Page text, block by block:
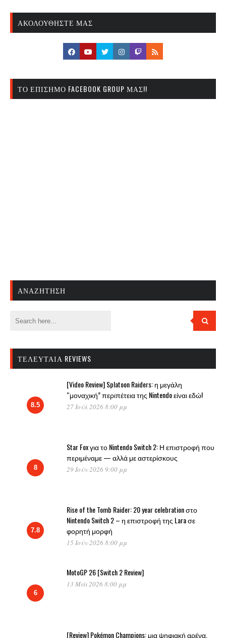
ΑΚΟΛΟΥΘΉΣΤΕ ΜΑΣ
ΤΟ ΕΠΊΣΗΜΟ FACEBOOK GROUP ΜΑΣ!!
ΑΝΑΖΉΤΗΣΗ
ΤΕΛΕΥΤΑΊΑ REVIEWS
8.5
[Video Review] Splatoon Raiders: η μεγάλη
“μοναχική” περιπέτεια της Nintendo είναι εδώ!
27 Ιούλ 2026 8:00 μμ
8
Star Fox για το Nintendo Switch 2: Η επιστροφή που
περιμέναμε — αλλά με αστερίσκους
29 Ιούν 2026 9:00 μμ
7.8
Rise of the Tomb Raider: 20 year celebration στο
Nintendo Switch 2 – η επιστροφή της Lara σε
φορητή μορφή
15 Ιούν 2026 8:00 μμ
6
MotoGP 26 [Switch 2 Review]
13 Μάι 2026 8:00 μμ
[Review] Pokémon Champions: μια ψηφιακή αρένα,